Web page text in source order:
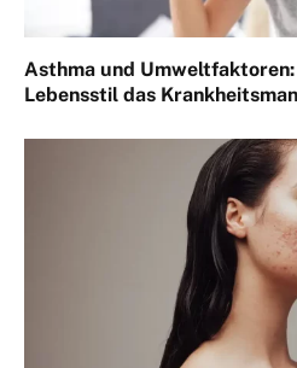
Asthma und
Lebensstil das